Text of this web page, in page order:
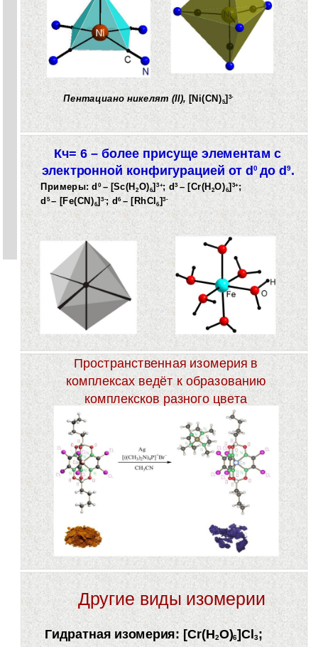
Пентациано никелят (II), [Ni(CN)5] 3-
Кч= 6 – более присуще элементам с
электронной конфигурацией от d0 до d9.
Примеры: d 0 – [Sc(H2O)6]3+; d3 – [Cr(H 2O)6] 3+;
d 5– [Fe(CN)6] 3-; d 6 – [RhCl6]3-
Пространственная изомерия в
комплексах ведёт к образованию
комплексков разного цвета
Другие виды изомерии
Гидратная изомерия: [Cr(H2O)6]Cl3;